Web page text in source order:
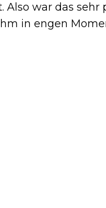
war das sehr
in engen